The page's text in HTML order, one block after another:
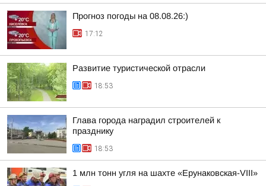
Прогноз погоды на 08.08.26:)
17:12
Развитие туристической отрасли
18:53
Глава города наградил строителей к
празднику
18:53
1 млн тонн угля на шахте «Ерунаковская-VIII»